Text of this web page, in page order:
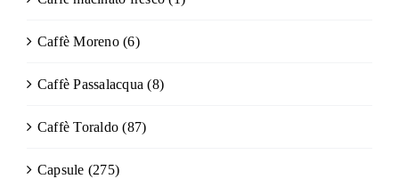
Caffè Moreno (6)
Caffè Passalacqua (8)
Caffè Toraldo (87)
Capsule (275)